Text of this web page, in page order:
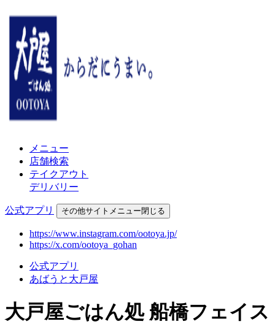
メニュー
店舗検索
テイクアウト
デリバリー
公式アプリ その他サイトメニュー閉じる
https://www.instagram.com/ootoya.jp/
https://x.com/ootoya_gohan
公式アプリ
あばうと大戸屋
大戸屋ごはん処 船橋フェイス